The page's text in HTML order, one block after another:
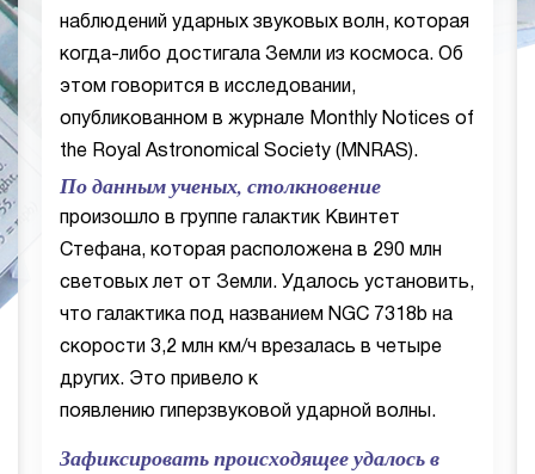
наблюдений ударных звуковых волн, которая
когда-либо достигала Земли из космоса. Об
этом говорится в исследовании,
опубликованном в журнале Monthly Notices of
the Royal Astronomical Society (MNRAS).
По данным ученых, столкновение
произошло в группе галактик Квинтет
Стефана, которая расположена в 290 млн
световых лет от Земли. Удалось установить,
что галактика под названием NGC 7318b на
скорости 3,2 млн км/ч врезалась в четыре
других. Это привело к
появлению гиперзвуковой ударной волны.
Зафиксировать происходящее удалось в